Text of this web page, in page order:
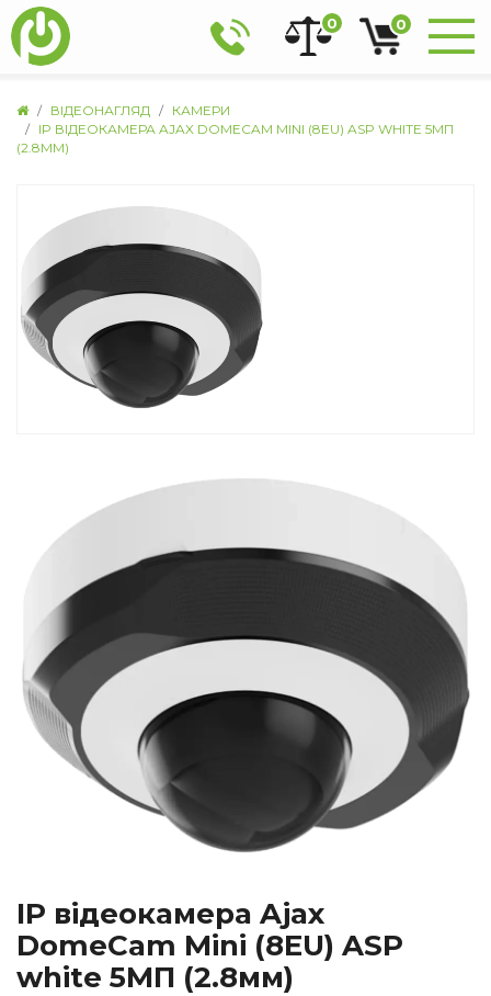
0 0
ВІДЕОНАГЛЯД
КАМЕРИ
IP ВІДЕОКАМЕРА AJAX DOMECAM MINI (8EU) ASP WHITE 5МП
(2.8ММ)
IP відеокамера Ajax
DomeCam Mini (8EU) ASP
white 5МП (2.8мм)